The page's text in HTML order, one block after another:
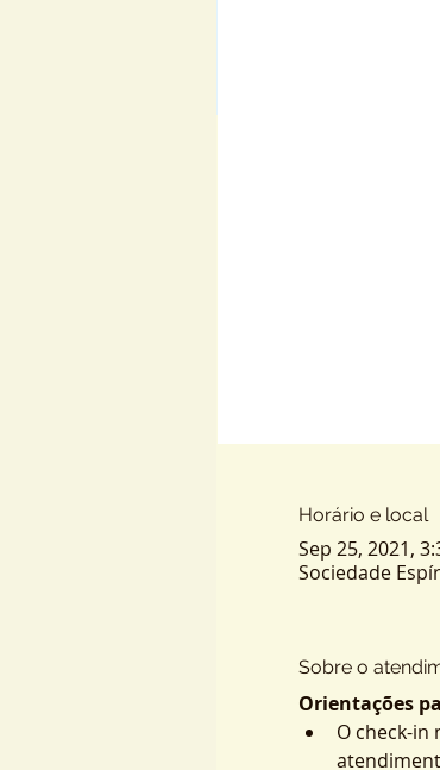
Horário e local
Sep 25, 2021,
Sociedade
Sobre o
Orientações
O check-in